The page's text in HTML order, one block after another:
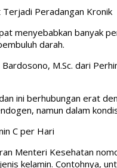
Terjadi Peradangan Kronik
menyebabkan banyak
darah.
M.Sc. dari
ini berhubungan erat
namun dalam
C per Hari
Menteri Kesehatan
kelamin. Contohnya,